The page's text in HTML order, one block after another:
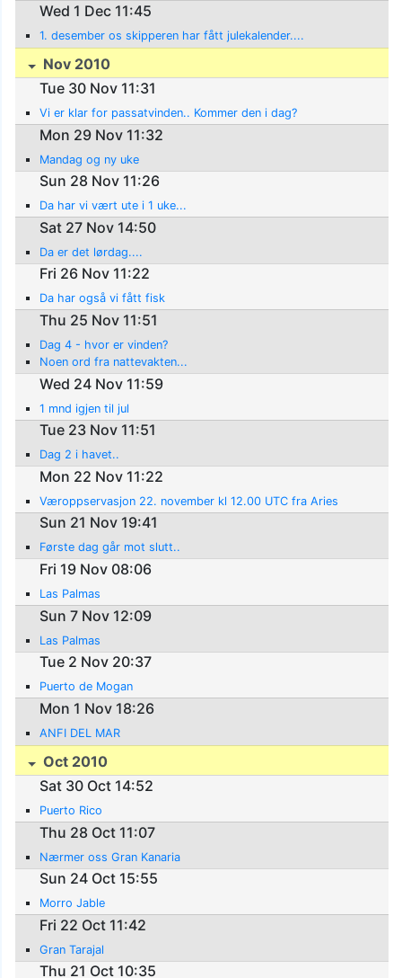
Wed 1 Dec 11:45
1. desember os skipperen har fått julekalender....
Nov 2010
Tue 30 Nov 11:31
Vi er klar for passatvinden.. Kommer den i dag?
Mon 29 Nov 11:32
Mandag og ny uke
Sun 28 Nov 11:26
Da har vi vært ute i 1 uke...
Sat 27 Nov 14:50
Da er det lørdag....
Fri 26 Nov 11:22
Da har også vi fått fisk
Thu 25 Nov 11:51
Dag 4 - hvor er vinden?
Noen ord fra nattevakten...
Wed 24 Nov 11:59
1 mnd igjen til jul
Tue 23 Nov 11:51
Dag 2 i havet..
Mon 22 Nov 11:22
Væroppservasjon 22. november kl 12.00 UTC fra Aries
Sun 21 Nov 19:41
Første dag går mot slutt..
Fri 19 Nov 08:06
Las Palmas
Sun 7 Nov 12:09
Las Palmas
Tue 2 Nov 20:37
Puerto de Mogan
Mon 1 Nov 18:26
ANFI DEL MAR
Oct 2010
Sat 30 Oct 14:52
Puerto Rico
Thu 28 Oct 11:07
Nærmer oss Gran Kanaria
Sun 24 Oct 15:55
Morro Jable
Fri 22 Oct 11:42
Gran Tarajal
Thu 21 Oct 10:35